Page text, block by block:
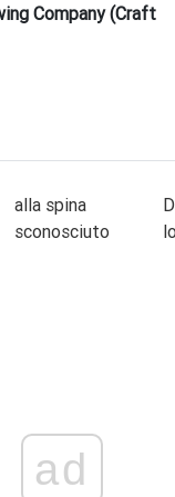
Company (Craft
alla spina
sconosciuto
ad